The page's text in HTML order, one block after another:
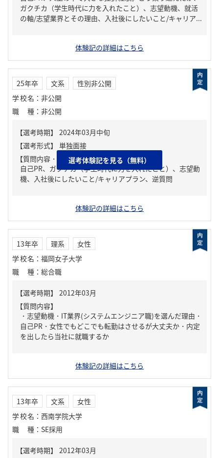
ガクチカ（学生時代に力を入れたこと）、志望動機、就活
の軸/志望業界とその理由、入社後にしたいこと/キャリア...
体験記の詳細はこちら
25年卒 文系
性別非公開
学校名 ： 非公開
職種 ： 非公開
【質問内容・課題】
自己PR、ガクチカ（学生時代に力を入れたこと）、志望動
機、入社後にしたいこと/キャリアプラン、逆質問
選考体験記を見る（無料）
体験記の詳細はこちら
13年卒 理系
女性
学校名 ： 福岡女子大学
職種 ： 総合職
【質問内容】
・志望動機・IT業界(システムエンジニア職)を選んだ理由・
自己PR・女性でもどこでも転勤はさせるが大丈夫か・内定
を出したら当社に就職するか
体験記の詳細はこちら
13年卒 文系
女性
学校名 ： 西南学院大学
職種 ： SE採用